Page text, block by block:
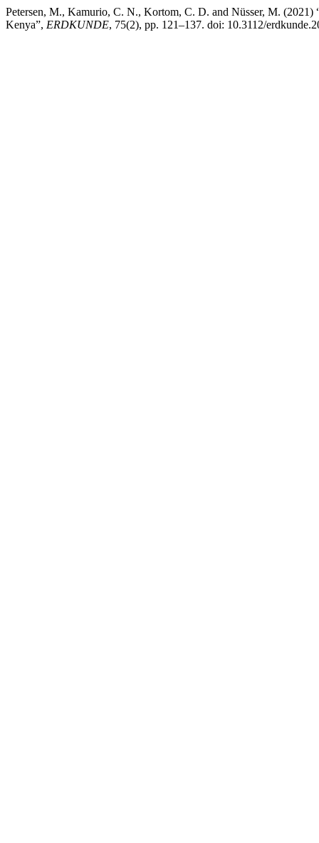
Petersen, M., Kamurio, C. N., Kortom, C. D. and Nüsser, M.
Kenya”, ERDKUNDE, 75(2), pp. 121–137. doi: 10.3112/